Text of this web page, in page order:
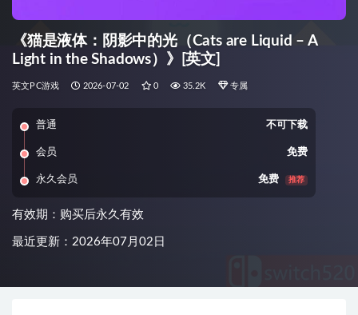
《猫是液体：阴影中的光（Cats are Liquid – A
Light in the Shadows）》[英文]
英文PC游戏 2026-07-02 0 35.2K 专属
普通 不可下载
会员 免费
永久会员 免费 推荐
有效期：购买后永久有效
最近更新：2026年07月02日